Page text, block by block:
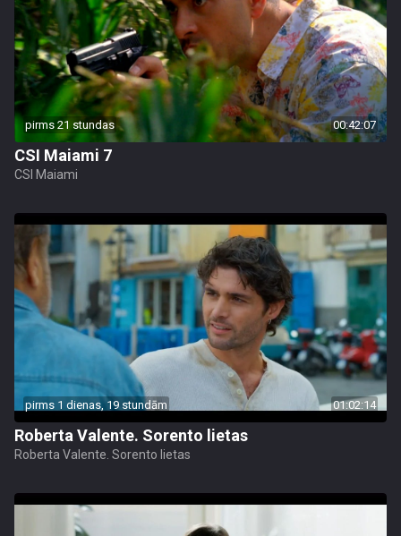
pirms 21 stundas 00:42:07
CSI Maiami 7
CSI Maiami
pirms 1 dienas, 19 stundām 01:02:14
Roberta Valente. Sorento lietas
Roberta Valente. Sorento lietas